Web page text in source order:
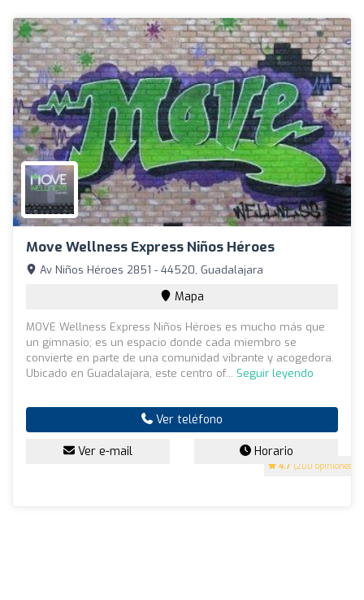
Move Wellness Express Niños Héroes
4.7 (200 opiniones)
Av Niños Héroes 2851 - 44520, Guadalajara
Mapa
MOVE Wellness Express Niños Héroes es mucho más que
un gimnasio; es un espacio donde cada miembro se
convierte en parte de una comunidad vibrante y acogedora.
Ubicado en Guadalajara, este centro of... Seguir leyendo
Ver teléfono
Ver e-mail Horario